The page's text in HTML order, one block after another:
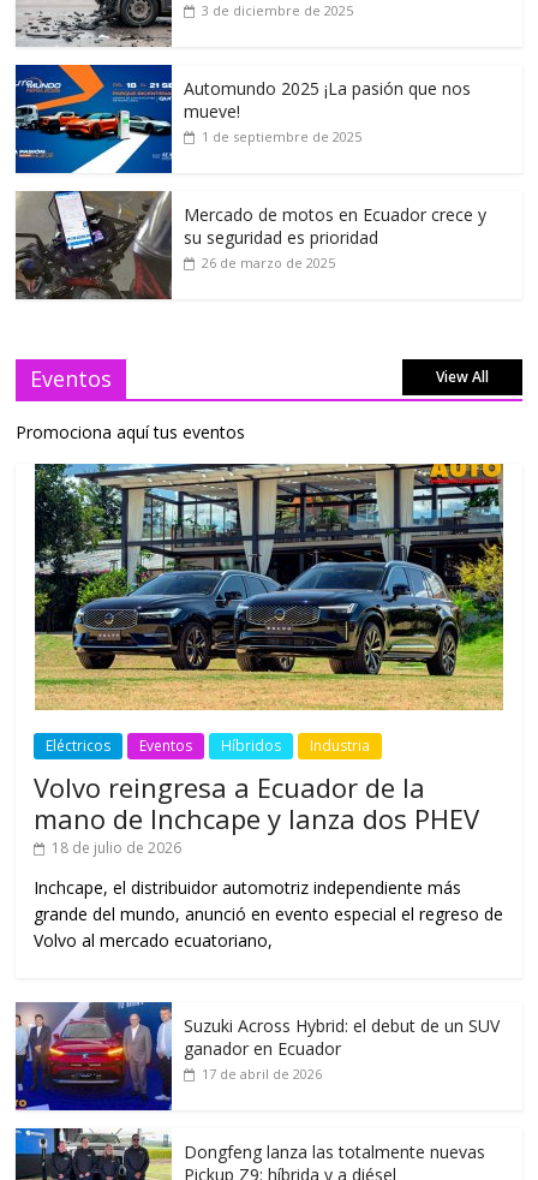
3 de diciembre de 2025
Automundo 2025 ¡La pasión que nos
mueve!
1 de septiembre de 2025
Mercado de motos en Ecuador crece y
su seguridad es prioridad
26 de marzo de 2025
Eventos View All
Promociona aquí tus eventos
Eléctricos Eventos Híbridos Industria
Volvo reingresa a Ecuador de la
mano de Inchcape y lanza dos PHEV
18 de julio de 2026
Inchcape, el distribuidor automotriz independiente más
grande del mundo, anunció en evento especial el regreso de
Volvo al mercado ecuatoriano,
Suzuki Across Hybrid: el debut de un SUV
ganador en Ecuador
17 de abril de 2026
Dongfeng lanza las totalmente nuevas
Pickup Z9: híbrida y a diésel